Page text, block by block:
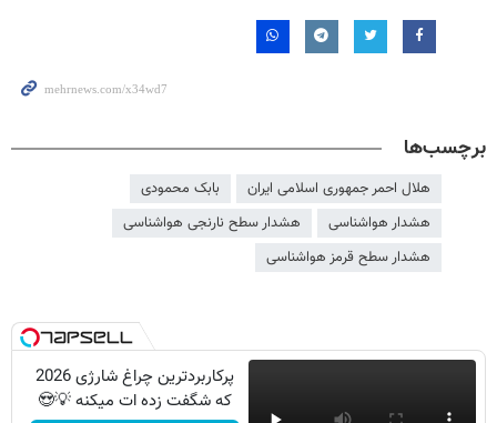
برچسب‌ها
هلال احمر جمهوری اسلامی ایران
بابک محمودی
هشدار هواشناسی
هشدار سطح نارنجی هواشناسی
هشدار سطح قرمز هواشناسی
پرکاربردترین چراغ شارژی 2026
که شگفت زده ات میکنه 💡😍